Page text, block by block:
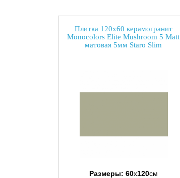
Плитка 120x60 керамогранит
Monocolors Elite Mushroom 5 Matt
матовая 5мм Staro Slim
Размеры: 60x120см